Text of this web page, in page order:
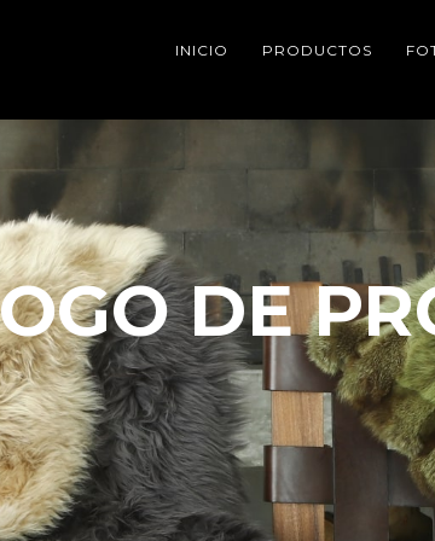
INICIO PRODUCTOS
DE